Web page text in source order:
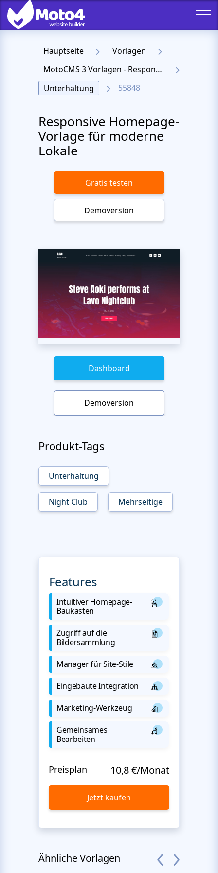
Hauptseite
Vorlagen
MotoCMS 3 Vorlagen - Responsive Templates für Website
Unterhaltung
55848
Responsive Homepage-
Vorlage für moderne
Lokale
Gratis testen
Demoversion
Dashboard
Demoversion
Produkt-Tags
Unterhaltung
Night Club Mehrseitige
Features
Intuitiver Homepage-
Baukasten
Zugriff auf die
Bildersammlung
Manager für Site-Stile
Eingebaute Integration
Marketing-Werkzeug
Gemeinsames
Bearbeiten
Preisplan 10,8 €/Monat
Jetzt kaufen
Ähnliche Vorlagen